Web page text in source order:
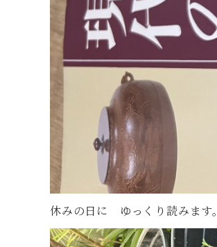
休みの日に ゆっくり読みます。